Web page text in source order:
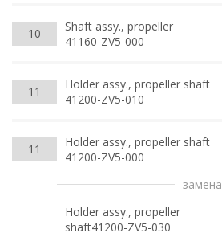
10
Shaft assy., propeller
41160-ZV5-000
11
Holder assy., propeller shaft
41200-ZV5-010
11
Holder assy., propeller shaft
41200-ZV5-000
замена
Holder assy., propeller
shaft41200-ZV5-030